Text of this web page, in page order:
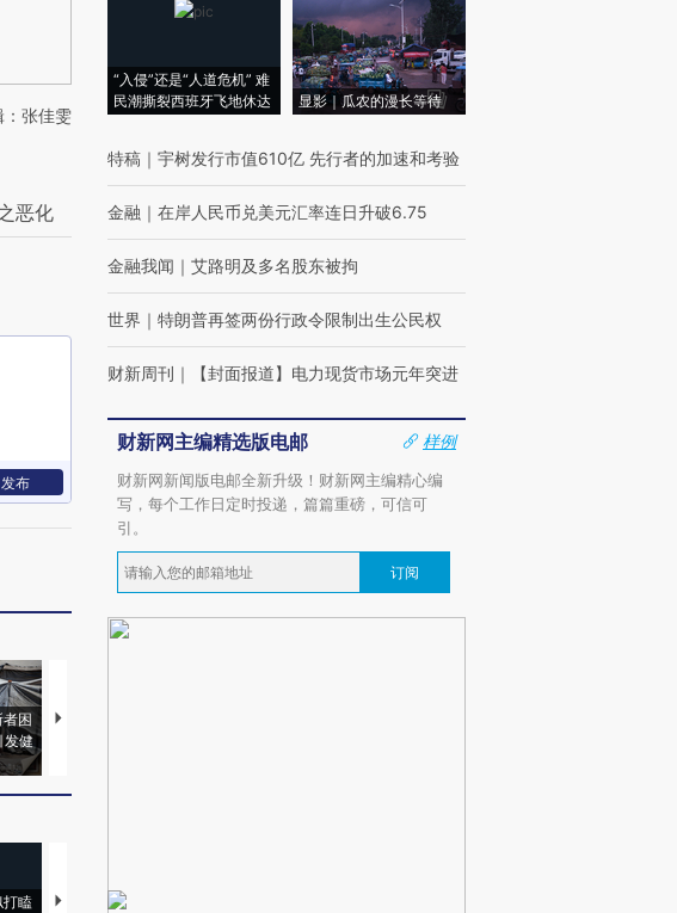
张佳雯
恶化
发布
困
发健
视线｜HYROX的吸金
打瞌
视线｜全球最热百城独占
“入侵”还是“人道危机” 难
民潮撕裂西班牙飞地休达
显影｜瓜农的漫长等待
特稿 ｜ 宇树发行市值610亿 先行者的加速和考验
金融 ｜ 在岸人民币兑美元汇率连日升破6.75
金融我闻 ｜ 艾路明及多名股东被拘
世界 ｜ 特朗普再签两份行政令限制出生公民权
财新周刊 ｜ 【封面报道】电力现货市场元年突进
财新网主编精选版电邮
样例
财新网新闻版电邮全新升级！财新网主编精心编
写，每个工作日定时投递，篇篇重磅，可信可
引。
订阅